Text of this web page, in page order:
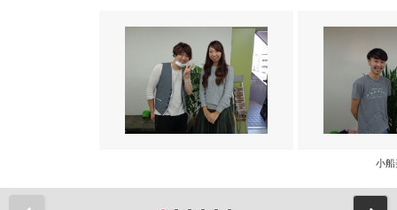
小船